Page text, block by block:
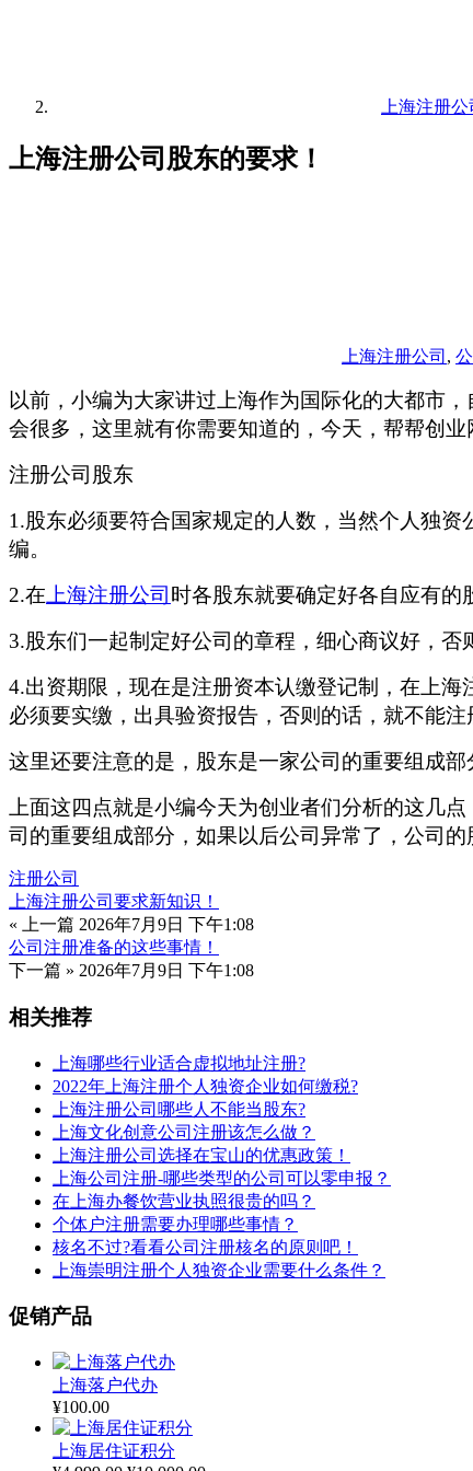
上海注册公
上海注册公司股东的要求！
上海注册公司 ,
以前，小编为大家讲过上海作为国际化的大都市
会很多，这里就有你需要知道的，今天，帮帮创
注册公司股东
1.股东必须要符合国家规定的人数，当然个人独
编。
2.在上海注册公司 时各股东就要确定好各自应有的
3.股东们一起制定好公司的章程，细心商议好，否
4.出资期限， 现在是注册资本认缴登记制，在上
必须要实缴，出具验资报告，否则的话，就不能注
这里还要注意的是，股东是一家公司的重要组成
上面这四点就是小编今天为创业者们分析的这几
司的重要组成部分，如果以后公司异常了，公司的
注册公司
上海注册公司要求新知识！
« 上一篇 2026年7月9日 下午1:08
公司注册准备的这些事情！
下一篇 » 2026年7月9日 下午1:08
相关推荐
上海哪些行业适合虚拟地址注册?
2022年上海注册个人独资企业如何缴税?
上海注册公司哪些人不能当股东?
上海文化创意公司注册该怎么做？
上海注册公司选择在宝山的优惠政策！
上海公司注册-哪些类型的公司可以零申报？
在上海办餐饮营业执照很贵的吗？
个体户注册需要办理哪些事情？
核名不过?看看公司注册核名的原则吧！
上海崇明注册个人独资企业需要什么条件？
促销产品
上海落户代办
¥100.00
上海居住证积分